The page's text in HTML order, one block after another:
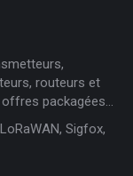
routeurs et
packagées…
Sigfox,